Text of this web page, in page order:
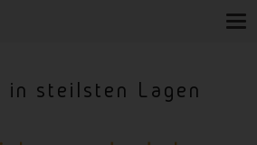
T
in steilsten Lagen